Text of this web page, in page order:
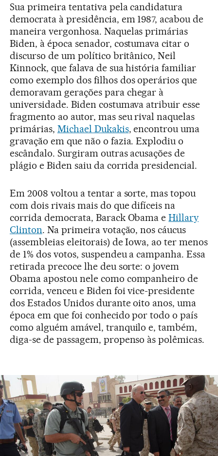
Sua primeira tentativa pela candidatura
democrata à presidência, em 1987, acabou de
maneira vergonhosa. Naquelas primárias
Biden, à época senador, costumava citar o
discurso de um político britânico, Neil
Kinnock, que falava de sua história familiar
como exemplo dos filhos dos operários que
demoravam gerações para chegar à
universidade. Biden costumava atribuir esse
fragmento ao autor, mas seu rival naquelas
primárias, Michael Dukakis, encontrou uma
gravação em que não o fazia. Explodiu o
escândalo. Surgiram outras acusações de
plágio e Biden saiu da corrida presidencial.
Em 2008 voltou a tentar a sorte, mas topou
com dois rivais mais do que difíceis na
corrida democrata, Barack Obama eHillary
Clinton. Na primeira votação, nos cáucus
(assembleias eleitorais) de Iowa, ao ter menos
de 1% dos votos, suspendeu a campanha. Essa
retirada precoce lhe deu sorte: o jovem
Obama apostou nele como companheiro de
corrida, venceu e Biden foi vice-presidente
dos Estados Unidos durante oito anos, uma
época em que foi conhecido por todo o país
como alguém amável, tranquilo e, também,
diga-se de passagem, propenso às polêmicas.